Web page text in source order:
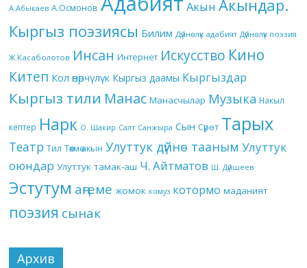
А.Абыкаев А.Осмонов Акын Акындар.
Кыргыз поэзиясы Билим Дүйнөлүк адабият Дүйнөлүк поэзия
Ж.Касаболотов Инсан Интернет Искусство Кино
Китеп Кол өнөрчүлүк Кыргыз даамы Кыргыздар
Кыргыз тили Манас Манасчылар Музыка Накыл
кептер Нарк О. Шакир Салт Санжыра Сын Сүрөт Тарых
Театр Тил Төкмө акын Улуттук дүйнө тааным Улуттук
оюндар Улуттук тамак-аш Ч. Айтматов Ш. Дүйшеев
Эстутум аңгеме жомок комуз котормо маданият
поэзия сынак
Архив